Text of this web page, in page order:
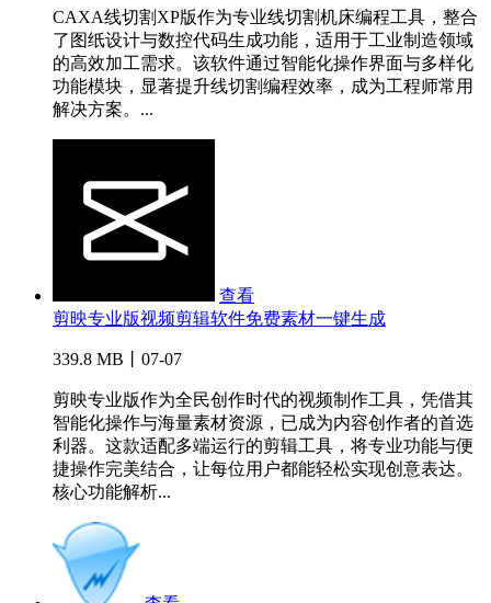
CAXA线切割XP版作为专业线切割机床编程工具，整合
了图纸设计与数控代码生成功能，适用于工业制造领域
的高效加工需求。该软件通过智能化操作界面与多样化
功能模块，显著提升线切割编程效率，成为工程师常用
解决方案。...
查看
剪映专业版视频剪辑软件免费素材一键生成
339.8 MB丨07-07
剪映专业版作为全民创作时代的视频制作工具，凭借其
智能化操作与海量素材资源，已成为内容创作者的首选
利器。这款适配多端运行的剪辑工具，将专业功能与便
捷操作完美结合，让每位用户都能轻松实现创意表达。
核心功能解析...